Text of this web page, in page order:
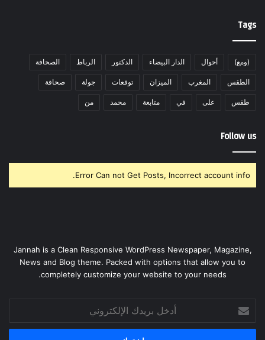
Tags
(ومع) أحوال الدار البيضاء الدكتور الرباط الصحافة
الطقس المغرب الميزان توقعات جولة صحافة
طقس على في متابعة محمد من
Follow us
Error Can not Get Posts, Incorrect account info.
Jannah is a Clean Responsive WordPress Newspaper, Magazine,
News and Blog theme. Packed with options that allow you to
completely customize your website to your needs.
بريدك
الإلكتروني